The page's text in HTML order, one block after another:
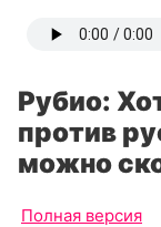
Рубио:
против
можно
Полная версия